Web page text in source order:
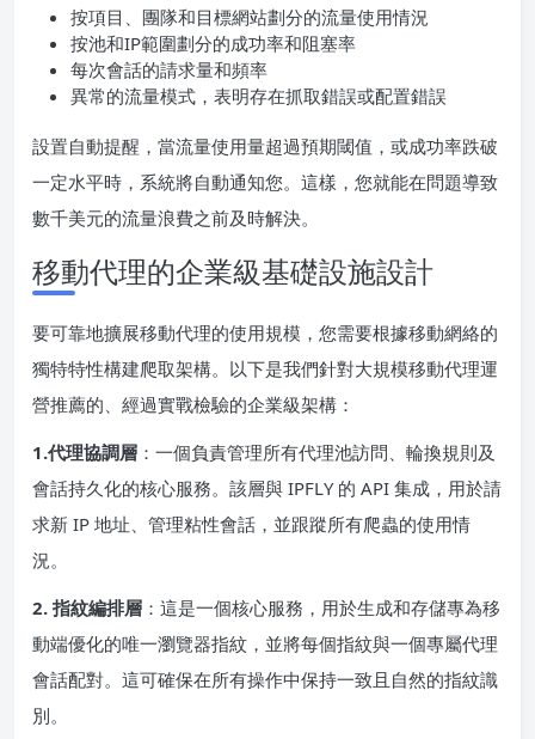
按項目、團隊和目標網站劃分的流量使用情況
按池和IP範圍劃分的成功率和阻塞率
每次會話的請求量和頻率
異常的流量模式，表明存在抓取錯誤或配置錯誤
設置自動提醒，當流量使用量超過預期閾值，或成功率跌破
一定水平時，系統將自動通知您。這樣，您就能在問題導致
數千美元的流量浪費之前及時解決。
移動代理的企業級基礎設施設計
要可靠地擴展移動代理的使用規模，您需要根據移動網絡的
獨特特性構建爬取架構。以下是我們針對大規模移動代理運
營推薦的、經過實戰檢驗的企業級架構：
1.代理協調層 ：一個負責管理所有代理池訪問、輪換規則及
會話持久化的核心服務。該層與 IPFLY 的 API 集成，用於請
求新 IP 地址、管理粘性會話，並跟蹤所有爬蟲的使用情
況。
2. 指紋編排層 ：這是一個核心服務，用於生成和存儲專為移
動端優化的唯一瀏覽器指紋，並將每個指紋與一個專屬代理
會話配對。這可確保在所有操作中保持一致且自然的指紋識
別。